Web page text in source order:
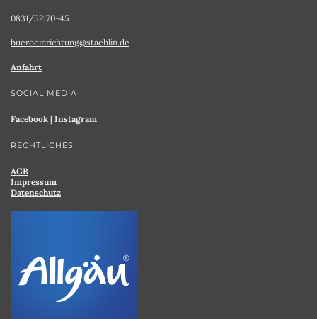
0831/52170-45
bueroeinrichtung@staehlin.de
Anfahrt
SOCIAL MEDIA
Facebook | Instagram
RECHTLICHES
AGB
Impressum
Datenschutz